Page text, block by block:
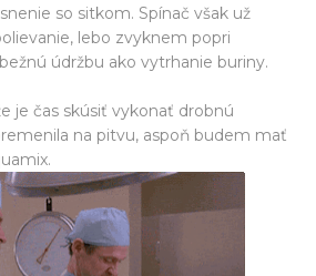
so sitkom. Spínač však už
lebo zvyknem popri
údržbu ako vytrhanie buriny.
je čas skúsiť vykonať drobnú
na pitvu, aspoň budem mať